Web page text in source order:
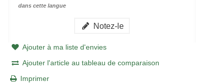
dans cette langue
Notez-le
Ajouter à ma liste d'envies
Ajouter l'article au tableau de comparaison
Imprimer